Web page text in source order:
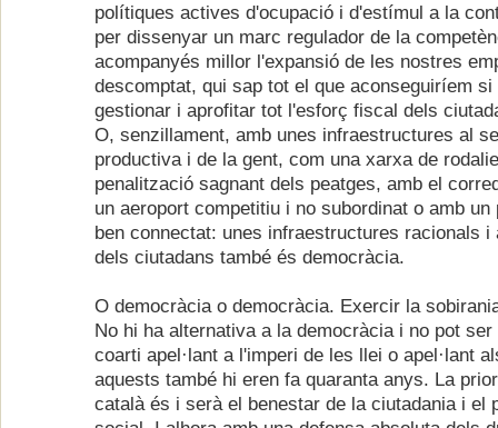
polítiques actives d'ocupació i d'estímul a la
per dissenyar un marc regulador de la
acompanyés millor l'expansió de les nostres
descomptat, qui sap tot el que aconseguiríem si
gestionar i aprofitar tot l'esforç fiscal dels
O, senzillament, amb unes infraestructures al
productiva i de la gent, com una xarxa de
penalització sagnant dels peatges, amb el
un aeroport competitiu i no subordinat o amb un
ben connectat: unes infraestructures racionals
dels ciutadans també és democràcia.
O democràcia o democràcia. Exercir la
No hi ha alternativa a la democràcia i no pot
coarti apel·lant a l'imperi de les llei o apel·lant
aquests també hi eren fa quaranta anys. La
català és i serà el benestar de la ciutadania i el